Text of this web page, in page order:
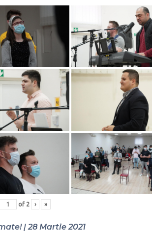
of 2 › »
| 28 Martie 2021